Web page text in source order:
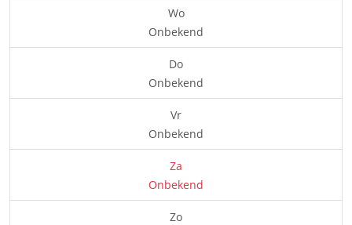
Wo
Onbekend
Do
Onbekend
Vr
Onbekend
Za
Onbekend
Zo